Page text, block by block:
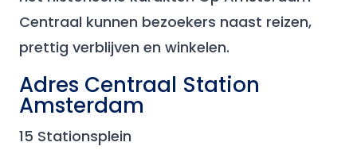
Centraal kunnen bezoekers naast reizen,
prettig verblijven en winkelen.
Adres Centraal Station
Amsterdam
15 Stationsplein